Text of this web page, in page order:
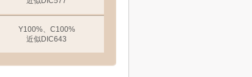
Y100%、C100%
近似DIC643